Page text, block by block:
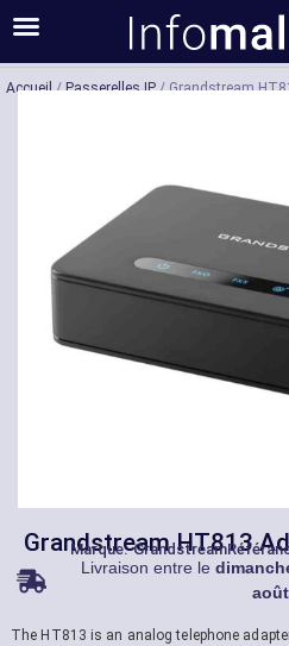
Acheter Description
Accueil/Passerelles IP/ Grandstream
Grandstream HT813
Marque:Grandstream
Livraison entre le
The HT813 is an analog telephone